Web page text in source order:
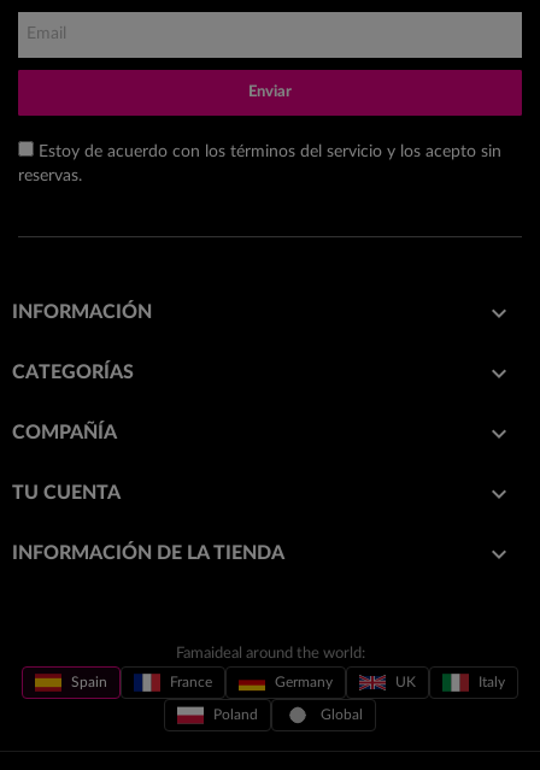
Enviar
Estoy de acuerdo con los términos del servicio y los acepto sin
reservas.
INFORMACIÓN 
CATEGORÍAS 
COMPAÑÍA 
TU CUENTA 
INFORMACIÓN DE LA TIENDA keyboard_arrow_down
Famaideal around the world:
Spain France Germany UK Italy
Poland Global